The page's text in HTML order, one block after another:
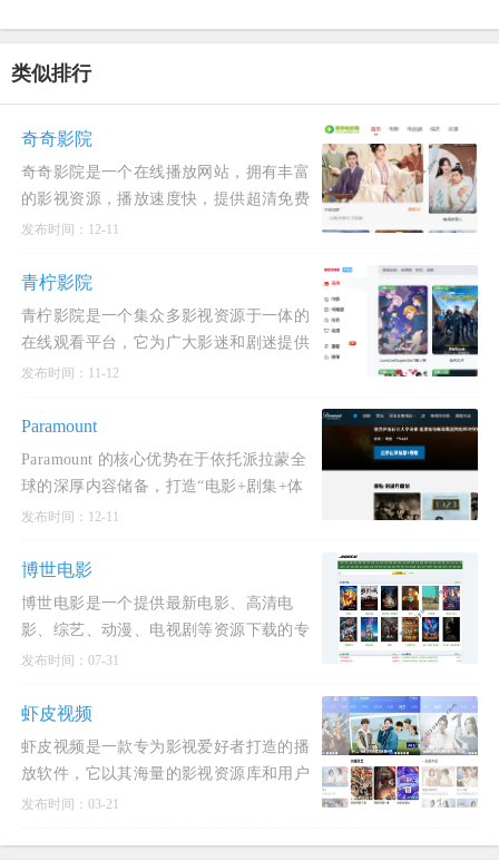
类似排行
奇奇影院
奇奇影院是一个在线播放网站，拥有丰富
的影视资源，播放速度快，提供超清免费
观影体验。
发布时间：12-11
青柠影院
青柠影院是一个集众多影视资源于一体的
在线观看平台，它为广大影迷和剧迷提供
了一个方便快捷的观影渠道。
发布时间：11-12
Paramount
Paramount 的核心优势在于依托派拉蒙全
球的深厚内容储备，打造“电影+剧集+体
育+新闻+家庭娱乐”的综合型流媒体平
发布时间：12-11
博世电影
博世电影是一个提供最新电影、高清电
影、综艺、动漫、电视剧等资源下载的专
业网站。在这里，用户可以轻松找到并分
发布时间：07-31
虾皮视频
虾皮视频是一款专为影视爱好者打造的播
放软件，它以其海量的影视资源库和用户
友好的界面设计赢得了广泛的好评。
发布时间：03-21